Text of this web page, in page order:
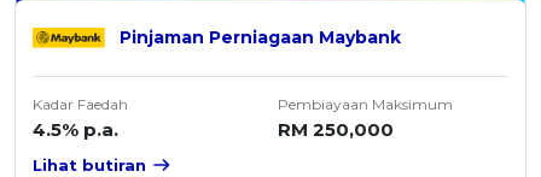
Pinjaman Perniagaan Maybank
Kadar Faedah
4.5% p.a.
Pembiayaan Maksimum
RM 250,000
Lihat butiran